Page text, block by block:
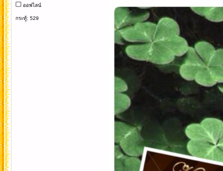
ออฟไลน์
กระทู้: 529